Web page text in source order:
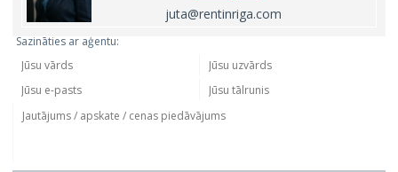
juta@rentinriga.com
Sazināties ar aģentu: